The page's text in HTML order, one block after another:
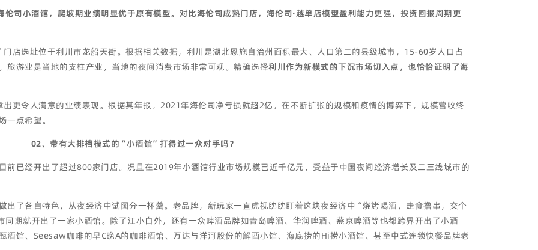
小酒馆，爬坡期业绩明显优于原有模型。对比海伦司成熟门店，海伦司·越单店模型盈利能力更强，投资回报周期更
店选址位于利川市龙船天街。根据相关数据，利川是湖北恩施自治州面积最大、人口第二的县级城市，15-60岁人口占
旅游业是当地的支柱产业，当地的夜间消费市场非常可观。精确选择利川作为新模式的下沉市场切入点，也恰恰证明了海
更令人满意的业绩表现。根据其年报，2021年海伦司净亏损就超2亿，在不断扩张的规模和疫情的博弈下，规模营收终
点希望。
02、带有大排档模式的“小酒馆”打得过一众对手吗？
前已经开出了超过800家门店。况且在2019年小酒馆行业市场规模已近千亿元，受益于中国夜间经济增长及二三线城市的
出了各自特色，从夜经济中试图分一杯羹。老品牌，新玩家一直虎视眈眈盯着这块夜经济中“烧烤喝酒，走食撸串，交个
期就开出了一家小酒馆。除了江小白外，还有一众啤酒品牌如青岛啤酒、华润啤酒、燕京啤酒等也都跨界开出了小酒
酒馆、Seesaw咖啡的早C晚A的咖啡酒馆、万达与洋河股份的解酉小馆、海底捞的Hi捞小酒馆、甚至中式连锁快餐品牌老